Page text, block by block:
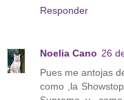
Responder
Noelia Cano 26
Pues me antojas
como ,la